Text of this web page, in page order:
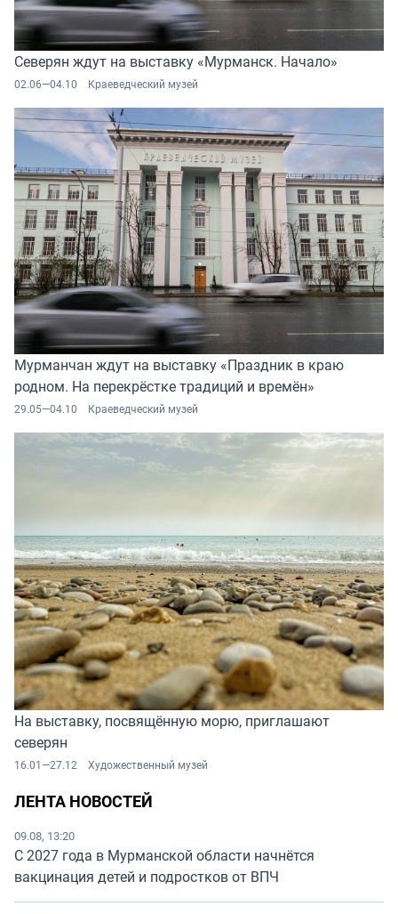
ЛЕНТА НОВОСТЕЙ
09.08, 13:20
С 2027 года в Мурманской области начнётся
вакцинация детей и подростков от ВПЧ
Северян ждут на выставку «Мурманск. Начало»
02.06—04.10 Краеведческий музей
Мурманчан ждут на выставку «Праздник в краю
родном. На перекрёстке традиций и времён»
29.05—04.10 Краеведческий музей
На выставку, посвящённую морю, приглашают
северян
16.01—27.12 Художественный музей